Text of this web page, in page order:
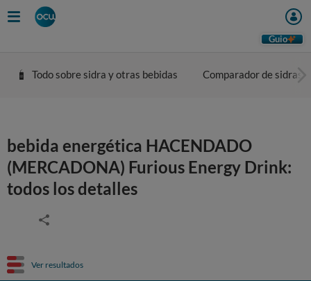
Guio
Todo sobre sidra y otras bebidas Comparador de sidras
bebida energética HACENDADO
(MERCADONA) Furious Energy Drink:
todos los detalles
Ver resultados